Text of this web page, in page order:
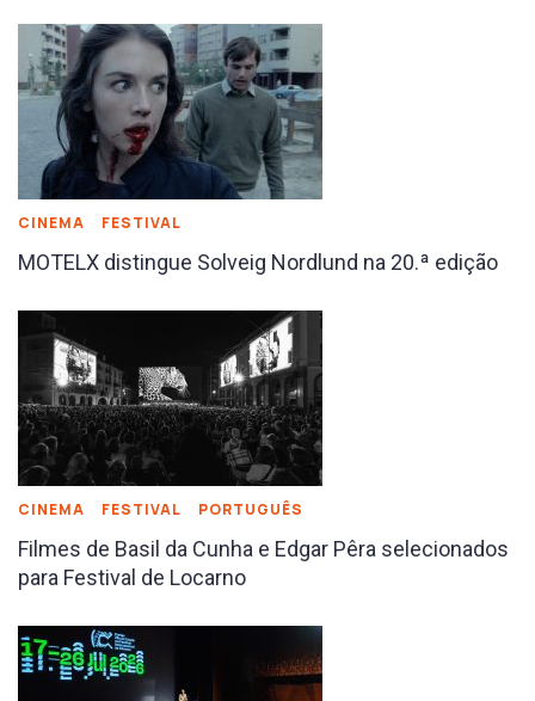
CINEMA FESTIVAL
MOTELX distingue Solveig Nordlund na 20.ª edição
CINEMA FESTIVAL PORTUGUÊS
Filmes de Basil da Cunha e Edgar Pêra selecionados
para Festival de Locarno